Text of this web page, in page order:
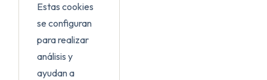
Estas cookies
se configuran
para realizar
análisis y
ayudan a